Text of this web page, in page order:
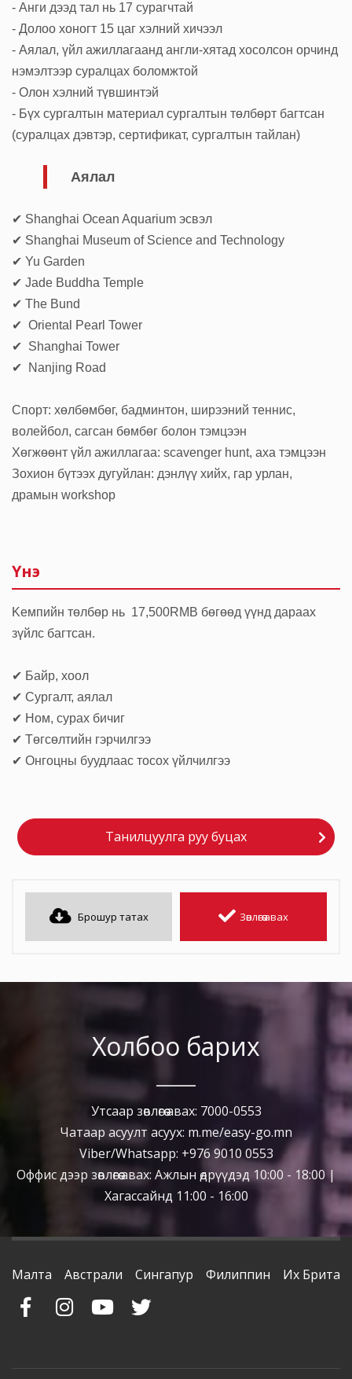
- Анги дээд тал нь 17 сурагчтай
- Долоо хоногт 15 цаг хэлний хичээл
- Аялал, үйл ажиллагаанд англи-хятад хосолсон орчинд
нэмэлтээр суралцах боломжтой
- Олон хэлний түвшинтэй
- Бүх сургалтын материал сургалтын төлбөрт багтсан
(суралцах дэвтэр, сертификат, сургалтын тайлан)
Аялал
✔ Shanghai Ocean Aquarium эсвэл
✔ Shanghai Museum of Science and Technology
✔ Yu Garden
✔ Jade Buddha Temple
✔ The Bund
✔ Oriental Pearl Tower
✔ Shanghai Tower
✔ Nanjing Road
Спорт: хөлбөмбөг, бадминтон, ширээний теннис,
волейбол, сагсан бөмбөг болон тэмцээн
Хөгжөөнт үйл ажиллагаа: scavenger hunt, аха тэмцээн
Зохион бүтээх дугуйлан: дэнлүү хийх, гар урлан,
драмын workshop
Үнэ
Kемпийн төлбөр нь 17,500RMB бөгөөд үүнд дараах
зүйлс багтсан.
✔ Байр, хоол
✔ Сургалт, аялал
✔ Ном, сурах бичиг
✔ Төгсөлтийн гэрчилгээ
✔ Онгоцны буудлаас тосох үйлчилгээ
Танилцуулга руу буцах
Брошур татах Зөвлөгөө авах
Холбоо барих
Утсаар зөвлөгөө авах: 7000-0553
Чатаар асуулт асуух: m.me/easy-go.mn
Viber/Whatsapp: +976 9010 0553
Оффис дээр зөвлөгөө авах: Ажлын өдрүүдэд 10:00 - 18:00 |
Хагассайнд 11:00 - 16:00
Малта Австрали Сингапур Филиппин Их